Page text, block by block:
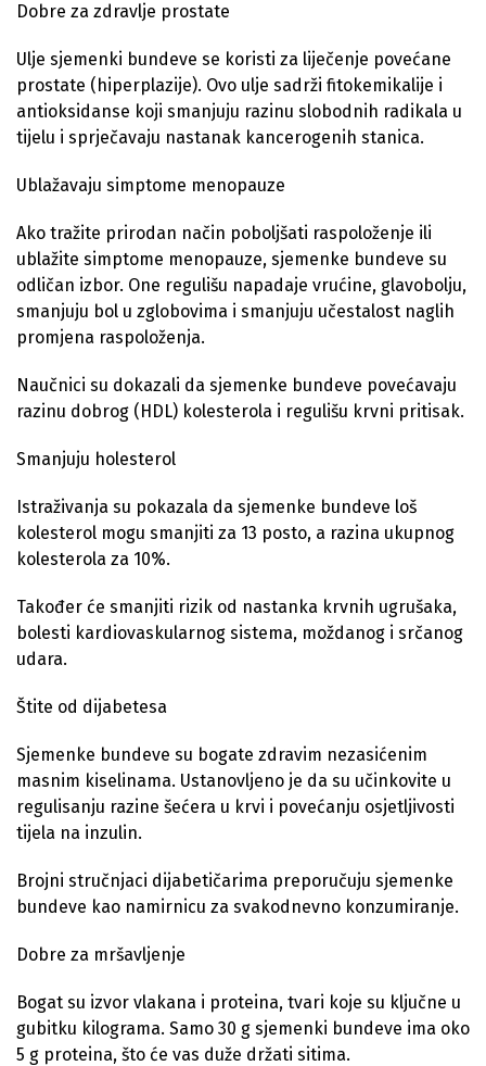
Dobre za zdravlje prostate
Ulje sjemenki bundeve se koristi za liječenje povećane
prostate (hiperplazije). Ovo ulje sadrži fitokemikalije i
antioksidanse koji smanjuju razinu slobodnih radikala u
tijelu i sprječavaju nastanak kancerogenih stanica.
Ublažavaju simptome menopauze
Ako tražite prirodan način poboljšati raspoloženje ili
ublažite simptome menopauze, sjemenke bundeve su
odličan izbor. One regulišu napadaje vrućine, glavobolju,
smanjuju bol u zglobovima i smanjuju učestalost naglih
promjena raspoloženja.
Naučnici su dokazali da sjemenke bundeve povećavaju
razinu dobrog (HDL) kolesterola i regulišu krvni pritisak.
Smanjuju holesterol
Istraživanja su pokazala da sjemenke bundeve loš
kolesterol mogu smanjiti za 13 posto, a razina ukupnog
kolesterola za 10%.
Također će smanjiti rizik od nastanka krvnih ugrušaka,
bolesti kardiovaskularnog sistema, moždanog i srčanog
udara.
Štite od dijabetesa
Sjemenke bundeve su bogate zdravim nezasićenim
masnim kiselinama. Ustanovljeno je da su učinkovite u
regulisanju razine šećera u krvi i povećanju osjetljivosti
tijela na inzulin.
Brojni stručnjaci dijabetičarima preporučuju sjemenke
bundeve kao namirnicu za svakodnevno konzumiranje.
Dobre za mršavljenje
Bogat su izvor vlakana i proteina, tvari koje su ključne u
gubitku kilograma. Samo 30 g sjemenki bundeve ima oko
5 g proteina, što će vas duže držati sitima.